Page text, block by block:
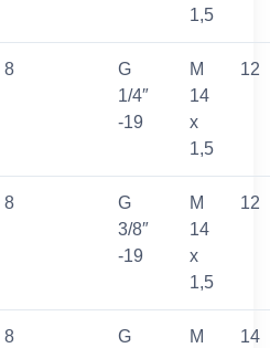
1,5
8
G
1/4″
-19
M
14
x
1,5
12
8
G
3/8″
-19
M
14
x
1,5
12
8
G
M
14